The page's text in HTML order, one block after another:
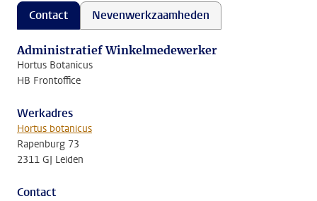
Contact Nevenwerkzaamheden
Administratief Winkelmedewerker
Hortus Botanicus
HB Frontoffice
Werkadres
Hortus botanicus
Rapenburg 73
2311 GJ Leiden
Contact